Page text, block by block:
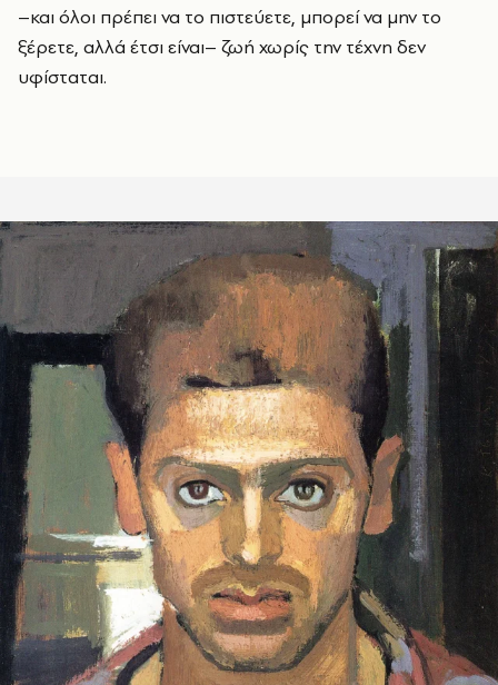
–και όλοι πρέπει να το πιστεύετε, μπορεί να μην το
ξέρετε, αλλά έτσι είναι– ζωή χωρίς την τέχνη δεν
υφίσταται.